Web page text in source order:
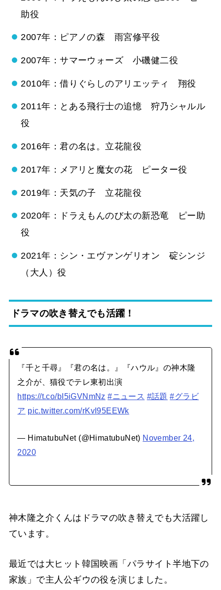
助役
2007年：ピアノの森 雨宮修平役
2007年：サマーウォーズ 小磯健二役
2010年：借りぐらしのアリエッティ 翔役
2011年：とある飛行士の追憶 狩乃シャルル
役
2016年：君の名は。立花龍役
2017年：メアリと魔女の花 ピーター役
2019年：天気の子 立花龍役
2020年：ドラえもんのび太の新恐竜 ピー助
役
2021年：シン・エヴァンゲリオン 碇シンジ
（大人）役
ドラマの吹き替えでも活躍！
『千と千尋』『君の名は。』『ハウル』の神木隆
之介が、猫役でテレ東初出演
https://t.co/bI5iGVNmNz #ニュース #話題 #グラビ
ア pic.twitter.com/rKvI95EEWk
— HimatubuNet (@HimatubuNet) November 24,
2020
神木隆之介くんはドラマの吹き替えでも大活躍し
ています。
最近では大ヒット韓国映画「パラサイト半地下の
家族」で主人公ギウの役を演じました。